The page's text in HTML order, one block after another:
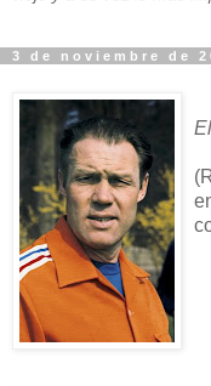
3 de noviembre de